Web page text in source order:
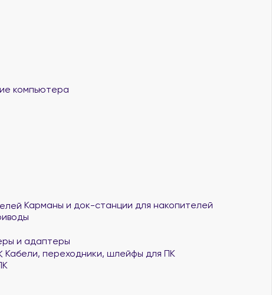
компьютера
Карманы и док-станции для накопителей
и адаптеры
Кабели, переходники, шлейфы для ПК